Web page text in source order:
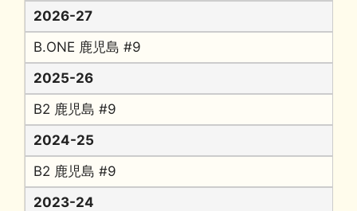
2026-27
B.ONE 鹿児島 #9
2025-26
B2 鹿児島 #9
2024-25
B2 鹿児島 #9
2023-24